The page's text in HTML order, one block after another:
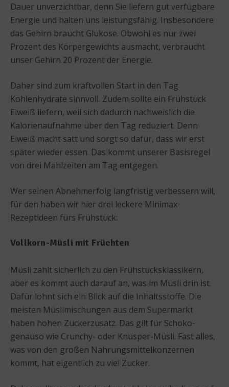
Dauer unverzichtbar, denn Sie liefern gut verfügbare
Energie und halten uns leistungsfähig. Insbesondere
das Gehirn braucht Glukose. Obwohl es nur zwei
Prozent des Körpergewichts ausmacht, verbraucht
unser Gehirn 20 Prozent der Energie.
Daher sind zum kraftvollen Start in den Tag
Kohlenhydrate sinnvoll. Zudem sollte ein Frühstück
Eiweiß liefern, weil sich dadurch nachweislich die
Kalorienaufnahme über den Tag reduziert. Denn
Eiweiß macht satt und sorgt so dafür, dass wir erst
später wieder essen. Das kommt unserer Basisregel
von drei Mahlzeiten am Tag entgegen.
Wer seinen Abnehmerfolg langfristig verbessern will,
für den haben wir hier drei leckere Minimax-
Rezeptideen fürs Frühstück:
Vollkorn-Müsli mit Früchten
Müsli zählt sicherlich zu den Frühstücksklassikern,
aber es kommt auch darauf an, was im Müsli drin ist.
Dafür lohnt sich ein Blick auf die Inhaltsstoffe. Die
meisten Müslimischungen aus dem Supermarkt
haben hohen Zuckerzusatz. Das gilt für Schoko-
genauso wie Crunchy- oder Knusper-Müsli. Fast alles,
was von den großen Nahrungsmittelkonzernen
kommt, hat eigentlich zu viel Zucker.